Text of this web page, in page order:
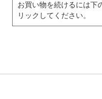
お買い物を続けるには下
リックしてください。